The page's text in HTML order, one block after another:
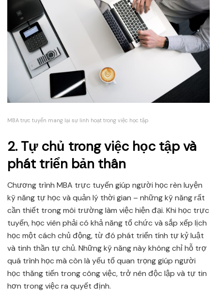
MBA trực tuyến mang lại sự linh hoạt trong việc học tập
2. Tự chủ trong việc học tập và
phát triển bản thân
Chương trình MBA trực tuyến giúp người học rèn luyện
kỹ năng tự học và quản lý thời gian – những kỹ năng rất
cần thiết trong môi trường làm việc hiện đại. Khi học trực
tuyến, học viên phải có khả năng tổ chức và sắp xếp lịch
học một cách chủ động, từ đó phát triển tính tự kỷ luật
và tinh thần tự chủ. Những kỹ năng này không chỉ hỗ trợ
quá trình học mà còn là yếu tố quan trọng giúp người
học thăng tiến trong công việc, trở nên độc lập và tự tin
hơn trong việc ra quyết định.